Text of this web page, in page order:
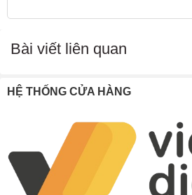
Bài viết liên quan
HỆ THỐNG CỬA HÀNG